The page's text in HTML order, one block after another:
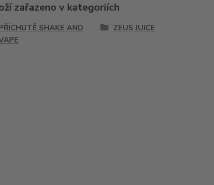
zařazeno v kategoriích
SHAKE AND
ZEUS JUICE